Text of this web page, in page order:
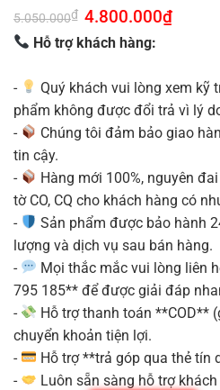
5.050.000₫ Giá
gốc
là:
5.050.000₫.
4.800.000₫Giá
Hỗ trợ khách hàng:
-
Quý khách vui lòng xem kỹ
phẩm không được đổi trả vì lý
-
Chúng tôi đảm bảo giao
tin cậy.
-
Hàng mới 100%, nguyên
tờ CO, CQ cho khách hàng có
-
Sản phẩm được bảo hành
lượng và dịch vụ sau bán hàng.
-
Mọi thắc mắc vui lòng liên
795 185** để được giải đáp
-
Hỗ trợ thanh toán **COD**
chuyển khoản tiện lợi.
-
Hỗ trợ **trả góp qua thẻ tín
-
Luôn sẵn sàng hỗ trợ